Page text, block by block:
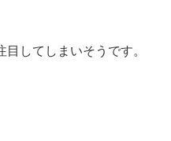
してしまいそうです。